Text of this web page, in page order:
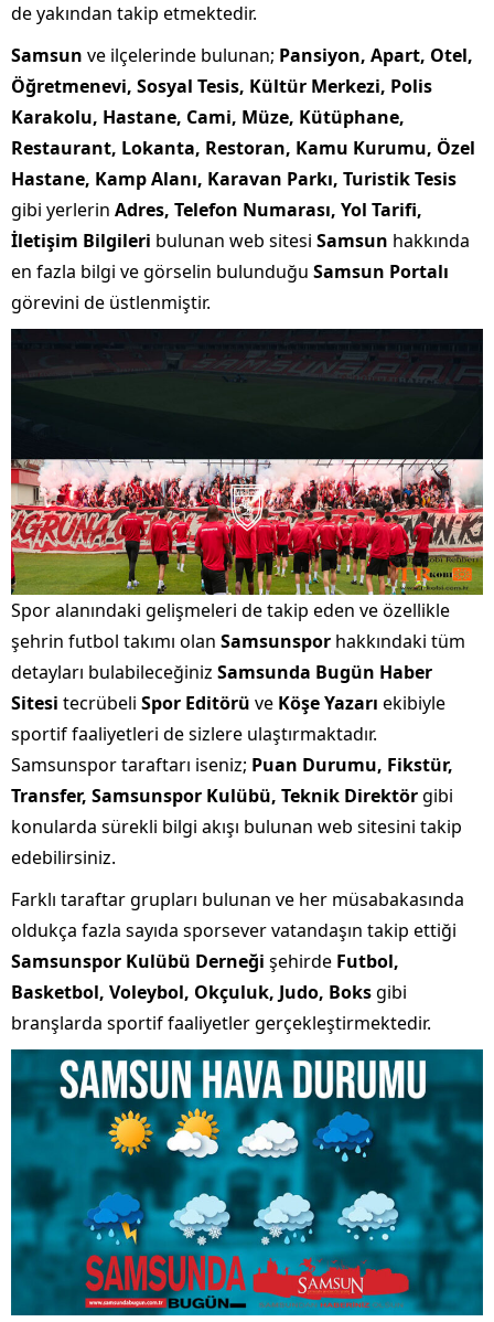
de yakından takip etmektedir.
Samsun ve ilçelerinde bulunan; Pansiyon, Apart, Otel,
Öğretmenevi, Sosyal Tesis, Kültür Merkezi, Polis
Karakolu, Hastane, Cami, Müze, Kütüphane,
Restaurant, Lokanta, Restoran, Kamu Kurumu, Özel
Hastane, Kamp Alanı, Karavan Parkı, Turistik Tesis
gibi yerlerin Adres, Telefon Numarası, Yol Tarifi,
İletişim Bilgileri bulunan web sitesi Samsun hakkında
en fazla bilgi ve görselin bulunduğu Samsun Portalı
görevini de üstlenmiştir.
Spor alanındaki gelişmeleri de takip eden ve özellikle
şehrin futbol takımı olan Samsunspor hakkındaki tüm
detayları bulabileceğiniz Samsunda Bugün Haber
Sitesi tecrübeli Spor Editörü ve Köşe Yazarı ekibiyle
sportif faaliyetleri de sizlere ulaştırmaktadır.
Samsunspor taraftarı iseniz; Puan Durumu, Fikstür,
Transfer, Samsunspor Kulübü, Teknik Direktörgibi
konularda sürekli bilgi akışı bulunan web sitesini takip
edebilirsiniz.
Farklı taraftar grupları bulunan ve her müsabakasında
oldukça fazla sayıda sporsever vatandaşın takip ettiği
Samsunspor Kulübü Derneği şehirde Futbol,
Basketbol, Voleybol, Okçuluk, Judo, Boksgibi
branşlarda sportif faaliyetler gerçekleştirmektedir.